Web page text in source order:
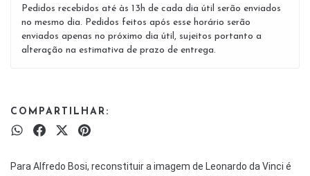
Pedidos recebidos até às 13h de cada dia útil serão enviados
no mesmo dia. Pedidos feitos após esse horário serão
enviados apenas no próximo dia útil, sujeitos portanto a
alteração na estimativa de prazo de entrega.
COMPARTILHAR:
Para Alfredo Bosi, reconstituir a imagem de Leonardo da Vinci é